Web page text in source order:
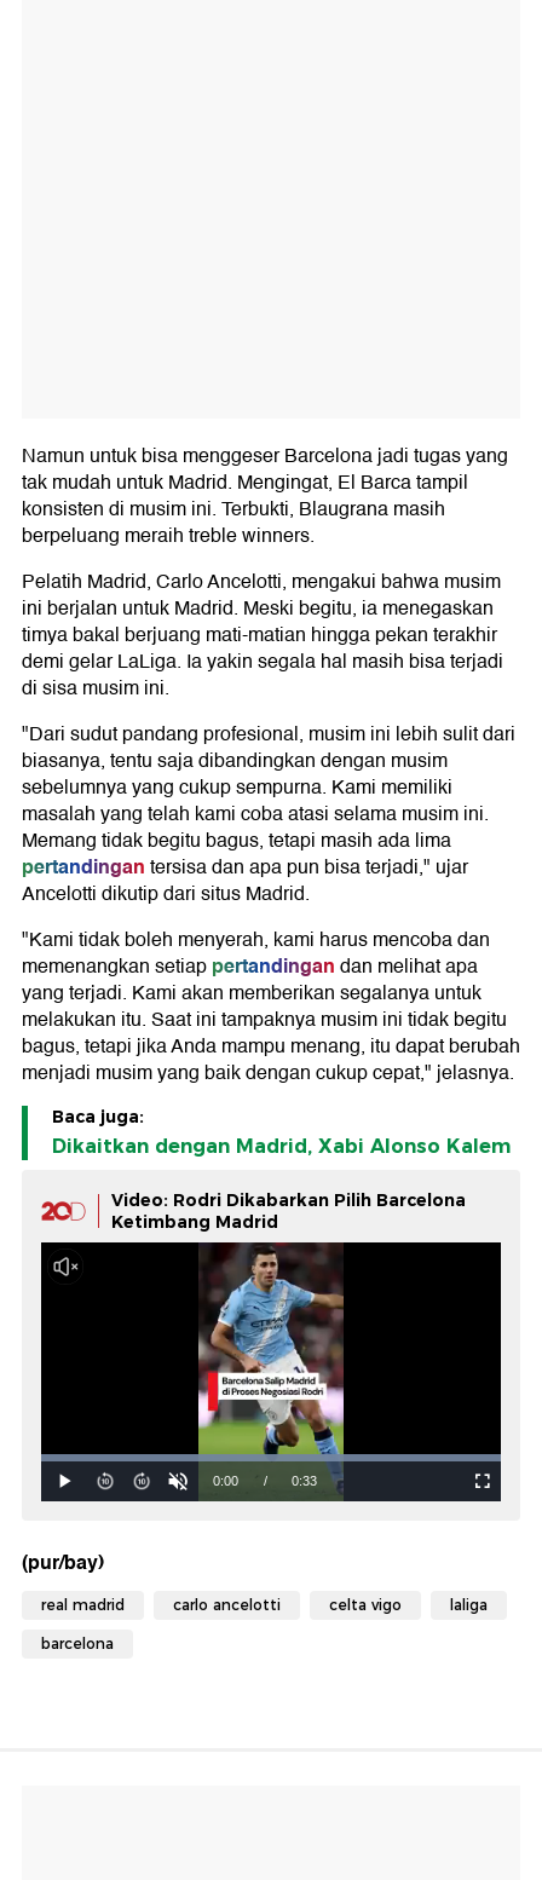
Namun untuk bisa menggeser Barcelona jadi tugas yang
tak mudah untuk Madrid. Mengingat, El Barca tampil
konsisten di musim ini. Terbukti, Blaugrana masih
berpeluang meraih treble winners.
Pelatih Madrid, Carlo Ancelotti, mengakui bahwa musim
ini berjalan untuk Madrid. Meski begitu, ia menegaskan
timya bakal berjuang mati-matian hingga pekan terakhir
demi gelar LaLiga. Ia yakin segala hal masih bisa terjadi
di sisa musim ini.
"Dari sudut pandang profesional, musim ini lebih sulit dari
biasanya, tentu saja dibandingkan dengan musim
sebelumnya yang cukup sempurna. Kami memiliki
masalah yang telah kami coba atasi selama musim ini.
Memang tidak begitu bagus, tetapi masih ada lima
pertandingantersisa dan apa pun bisa terjadi," ujar
Ancelotti dikutip dari situs Madrid.
"Kami tidak boleh menyerah, kami harus mencoba dan
memenangkan setiappertandingandan melihat apa
yang terjadi. Kami akan memberikan segalanya untuk
melakukan itu. Saat ini tampaknya musim ini tidak begitu
bagus, tetapi jika Anda mampu menang, itu dapat berubah
menjadi musim yang baik dengan cukup cepat," jelasnya.
Baca juga:
Dikaitkan dengan Madrid, Xabi Alonso Kalem
Video: Rodri Dikabarkan Pilih Barcelona
Ketimbang Madrid
(pur/bay)
real madrid carlo ancelotti celta vigo laliga
barcelona